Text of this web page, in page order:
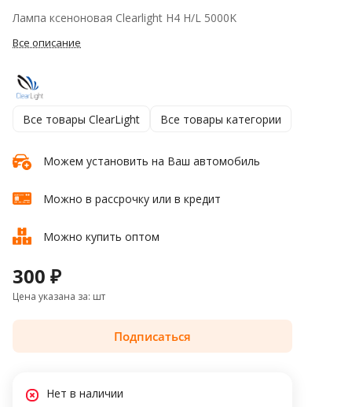
Лампа ксеноновая Clearlight H4 H/L 5000K
Все описание
Все товары ClearLight Все товары категории
Можем установить на Ваш автомобиль
Можно в рассрочку или в кредит
Можно купить оптом
300 ₽
Цена указана за: шт
Подписаться
Нет в наличии